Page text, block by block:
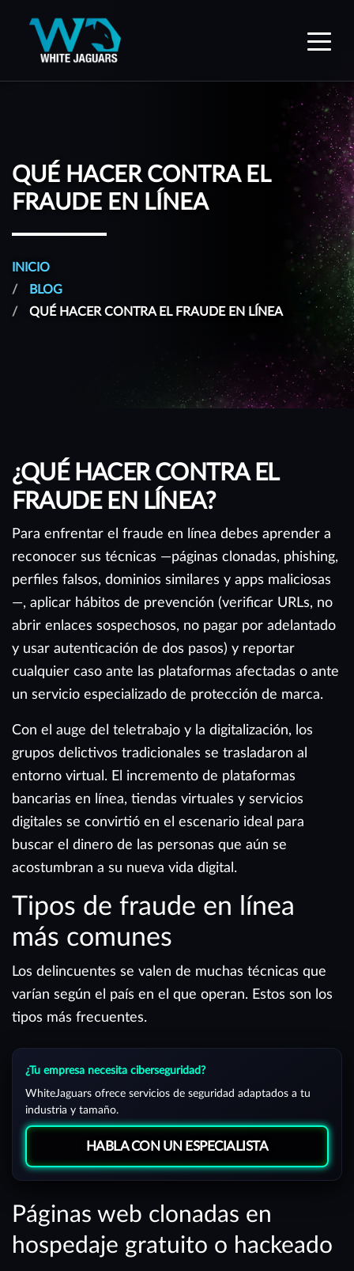
WhiteJaguars — Inicio
QUÉ HACER CONTRA EL
FRAUDE EN LÍNEA
INICIO
BLOG
QUÉ HACER CONTRA EL FRAUDE EN LÍNEA
¿QUÉ HACER CONTRA EL
FRAUDE EN LÍNEA?
Para enfrentar el fraude en línea debes aprender a
reconocer sus técnicas —páginas clonadas, phishing,
perfiles falsos, dominios similares y apps maliciosas
—, aplicar hábitos de prevención (verificar URLs, no
abrir enlaces sospechosos, no pagar por adelantado
y usar autenticación de dos pasos) y reportar
cualquier caso ante las plataformas afectadas o ante
un servicio especializado de protección de marca.
Con el auge del teletrabajo y la digitalización, los
grupos delictivos tradicionales se trasladaron al
entorno virtual. El incremento de plataformas
bancarias en línea, tiendas virtuales y servicios
digitales se convirtió en el escenario ideal para
buscar el dinero de las personas que aún se
acostumbran a su nueva vida digital.
Tipos de fraude en línea
más comunes
Los delincuentes se valen de muchas técnicas que
varían según el país en el que operan. Estos son los
tipos más frecuentes.
¿Tu empresa necesita ciberseguridad?
WhiteJaguars ofrece servicios de seguridad adaptados a tu
industria y tamaño.
HABLA CON UN ESPECIALISTA
Páginas web clonadas en
hospedaje gratuito o hackeado